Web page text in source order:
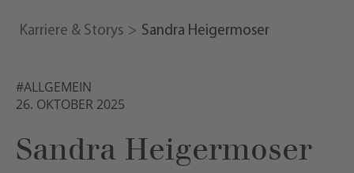
Karriere & Storys Sandra Heigermoser
#ALLGEMEIN
26. OKTOBER 2025
Sandra Heigermoser